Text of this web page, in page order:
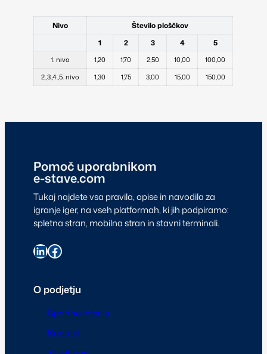
Nivo
Število ploščkov
1
2 3 4 5
1. nivo 1,20 1,70 2,50 10,00
100,00
2.,3.,4.,5. nivo
1,30 1,75 3,00 15,00 150,00
Pomoč uporabnikom
e-stave.com
Tukaj najdete vsa pravila, opise in navodila za
igranje iger, na vseh platformah, ki jih podpiramo:
spletna stran, mobilna stran in stavni terminali.
O podjetju
Športna loterija
Kontakt